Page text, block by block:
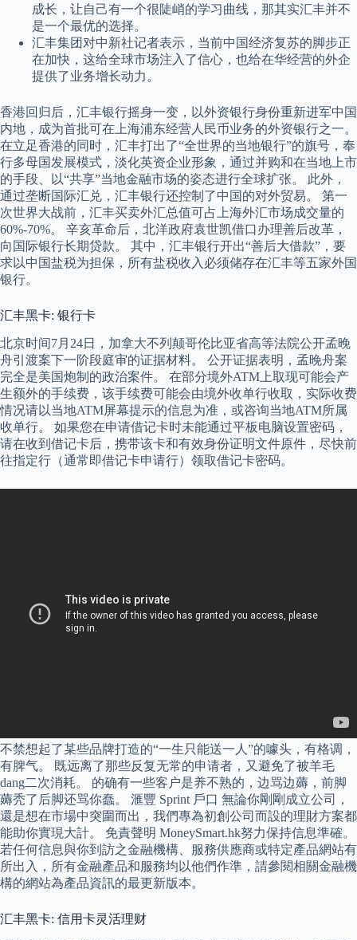
成长，让自己有一个很陡峭的学习曲线，那其实汇丰并不
是一个最优的选择。
汇丰集团对中新社记者表示，当前中国经济复苏的脚步正
在加快，这给全球市场注入了信心，也给在华经营的外企
提供了业务增长动力。
香港回归后，汇丰银行摇身一变，以外资银行身份重新进军中国
内地，成为首批可在上海浦东经营人民币业务的外资银行之一。
在立足香港的同时，汇丰打出了“全世界的当地银行”的旗号，奉
行多母国发展模式，淡化英资企业形象，通过并购和在当地上市
的手段、以“共享”当地金融市场的姿态进行全球扩张。 此外，
通过垄断国际汇兑，汇丰银行还控制了中国的对外贸易。 第一
次世界大战前，汇丰买卖外汇总值可占上海外汇市场成交量的
60%-70%。 辛亥革命后，北洋政府袁世凯借口办理善后改革，
向国际银行长期贷款。 其中，汇丰银行开出“善后大借款”，要
求以中国盐税为担保，所有盐税收入必须储存在汇丰等五家外国
银行。
汇丰黑卡: 银行卡
北京时间7月24日，加拿大不列颠哥伦比亚省高等法院公开孟晚
舟引渡案下一阶段庭审的证据材料。 公开证据表明，孟晚舟案
完全是美国炮制的政治案件。 在部分境外ATM上取现可能会产
生额外的手续费，该手续费可能会由境外收单行收取，实际收费
情况请以当地ATM屏幕提示的信息为准，或咨询当地ATM所属
收单行。 如果您在申请借记卡时未能通过平板电脑设置密码，
请在收到借记卡后，携带该卡和有效身份证明文件原件，尽快前
往指定行（通常即借记卡申请行）领取借记卡密码。
不禁想起了某些品牌打造的“一生只能送一人”的噱头，有格调，
有脾气。 既远离了那些反复无常的申请者，又避免了被羊毛
dang二次消耗。 的确有一些客户是养不熟的，边骂边薅，前脚
薅秃了后脚还骂你蠢。 滙豐 Sprint 戶口 無論你剛剛成立公司，
還是想在市場中突圍而出，我們專為初創公司而設的理財方案都
能助你實現大計。 免責聲明 MoneySmart.hk努力保持信息準確。
若任何信息與你到訪之金融機構、服務供應商或特定產品網站有
所出入，所有金融產品和服務均以他們作準，請參閱相關金融機
構的網站為產品資訊的最更新版本。
汇丰黑卡: 信用卡灵活理财